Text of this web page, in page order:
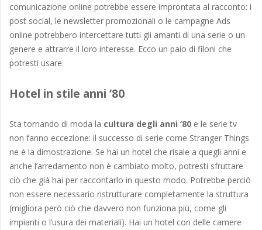
comunicazione online potrebbe essere improntata al racconto: i
post social, le newsletter promozionali o le campagne Ads
online potrebbero intercettare tutti gli amanti di una serie o un
genere e attrarre il loro interesse. Ecco un paio di filoni che
potresti usare.
Hotel in stile anni ‘80
Sta tornando di moda la cultura degli anni ‘80 e le serie tv
non fanno eccezione: il successo di serie come Stranger Things
ne è la dimostrazione. Se hai un hotel che risale a quegli anni e
anche l’arredamento non è cambiato molto, potresti sfruttare
ciò che già hai per raccontarlo in questo modo. Potrebbe perciò
non essere necessario ristrutturare completamente la struttura
(migliora però ciò che davvero non funziona più, come gli
impianti o l’usura dei materiali). Hai un hotel con delle camere